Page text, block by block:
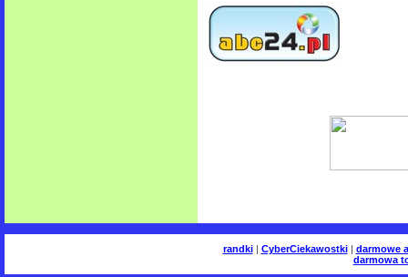
randki| CyberCiekawostki| darmowe
darmowa